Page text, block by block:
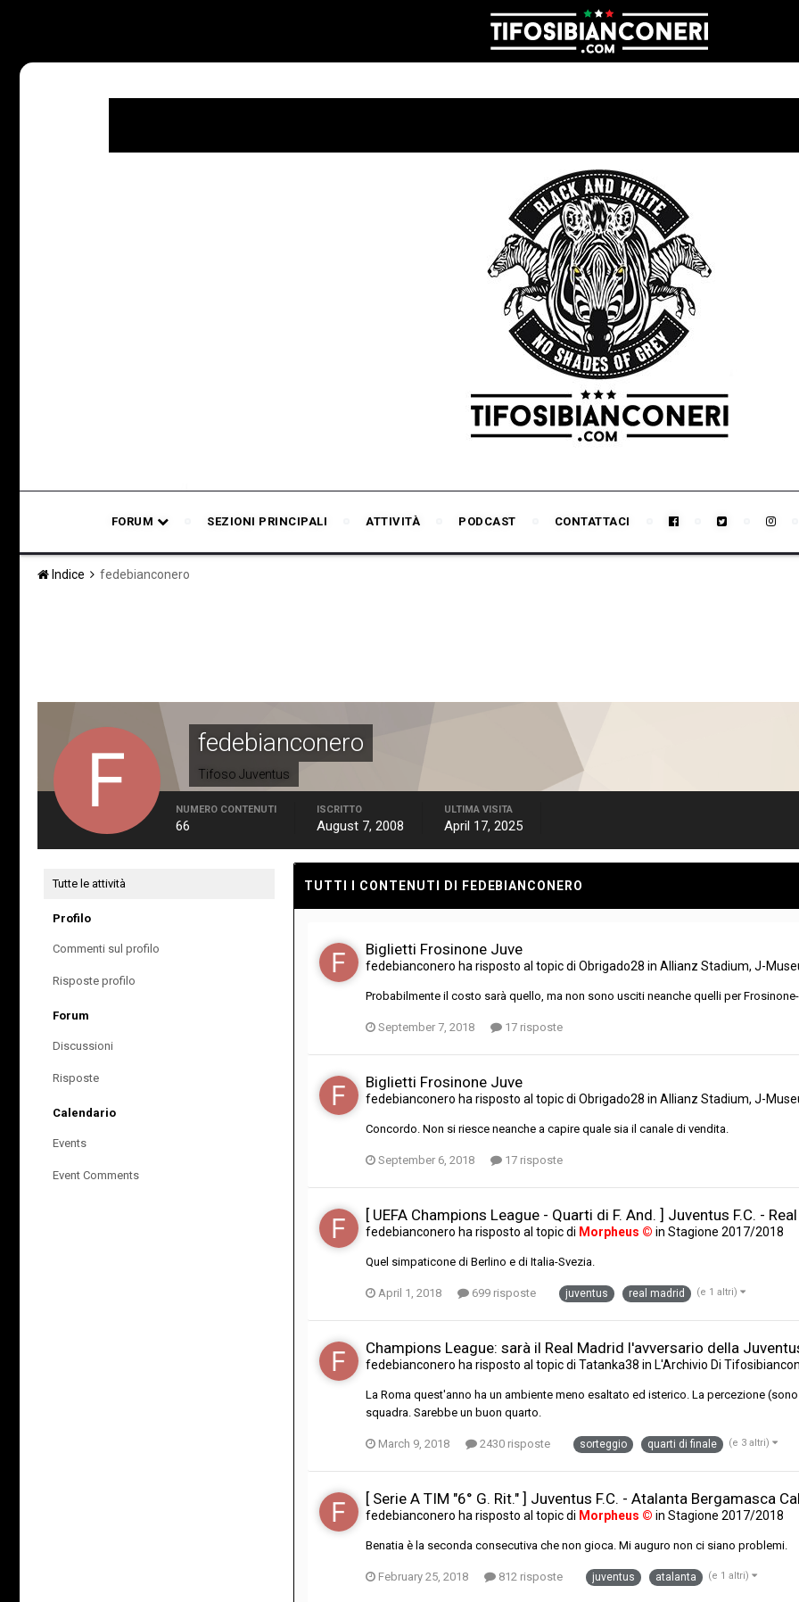
FORUM SEZIONI PRINCIPALI ATTIVITÀ PODCAST CONTATTACI
Indice fedebianconero
fedebianconero
Tifoso Juventus
NUMERO CONTENUTI
66
ISCRITTO
August 7, 2008
ULTIMA VISITA
April 17, 2025
Tutte le attività
Profilo
Commenti sul profilo
Risposte profilo
Forum
Discussioni
Risposte
Calendario
Events
Event Comments
TUTTI I CONTENUTI DI FEDEBIANCONERO
Biglietti Frosinone Juve
fedebianconero ha risposto al topic di Obrigado28 in Allianz Stadium, J-
Probabilmente il costo sarà quello, ma non sono usciti neanche quelli per
September 7, 2018 17 risposte
Biglietti Frosinone Juve
fedebianconero ha risposto al topic di Obrigado28 in Allianz Stadium, J-
Concordo. Non si riesce neanche a capire quale sia il canale di vendita.
September 6, 2018 17 risposte
[ UEFA Champions League - Quarti di F. And. ] Juventus F.C. -
fedebianconero ha risposto al topic di Morpheus © in Stagione 2017/2018
Quel simpaticone di Berlino e di Italia-Svezia.
April 1, 2018 699 risposte juventus real madrid (e 1 altri)
Champions League: sarà il Real Madrid l'avversario della
fedebianconero ha risposto al topic di Tatanka38 in L'Archivio Di
La Roma quest'anno ha un ambiente meno esaltato ed isterico. La percezione
squadra. Sarebbe un buon quarto.
March 9, 2018 2430 risposte sorteggio quarti di finale (e 3 altri)
[ Serie A TIM "6° G. Rit." ] Juventus F.C. - Atalanta Bergamasca
fedebianconero ha risposto al topic di Morpheus © in Stagione 2017/2018
Benatia è la seconda consecutiva che non gioca. Mi auguro non ci siano problemi.
February 25, 2018 812 risposte juventus atalanta (e 1 altri)